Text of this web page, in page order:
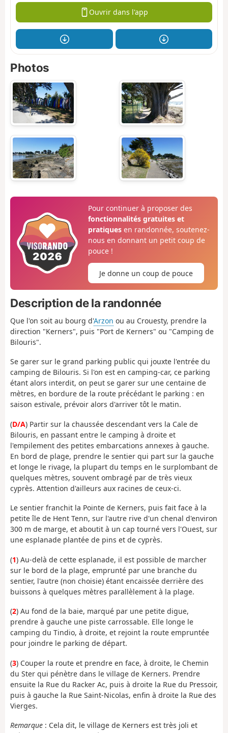
Ouvrir dans l'app
Photos
Pour continuer à proposer des
fonctionnalités gratuites et
pratiquesen randonnée, soutenez-
nous en donnant un petit coup de
pouce !
Je donne un coup de pouce
Description de la randonnée
Que l'on soit au bourg d'Arzon ou au Crouesty, prendre la
direction "Kerners", puis "Port de Kerners" ou "Camping de
Bilouris".
Se garer sur le grand parking public qui jouxte l'entrée du
camping de Bilouris. Si l'on est en camping-car, ce parking
étant alors interdit, on peut se garer sur une centaine de
mètres, en bordure de la route précédant le parking : en
saison estivale, prévoir alors d'arriver tôt le matin.
(D/A) Partir sur la chaussée descendant vers la Cale de
Bilouris, en passant entre le camping à droite et
l'empilement des petites embarcations annexes à gauche.
En bord de plage, prendre le sentier qui part sur la gauche
et longe le rivage, la plupart du temps en le surplombant de
quelques mètres, souvent ombragé par de très vieux
cyprès. Attention d'ailleurs aux racines de ceux-ci.
Le sentier franchit la Pointe de Kerners, puis fait face à la
petite île de Hent Tenn, sur l'autre rive d'un chenal d'environ
300 m de marge, et aboutit à un cap tourné vers l'Ouest, sur
une esplanade plantée de pins et de cyprès.
(1) Au-delà de cette esplanade, il est possible de marcher
sur le bord de la plage, emprunté par une branche du
sentier, l'autre (non choisie) étant encaissée derrière des
buissons à quelques mètres parallèlement à la plage.
(2) Au fond de la baie, marqué par une petite digue,
prendre à gauche une piste carrossable. Elle longe le
camping du Tindio, à droite, et rejoint la route empruntée
pour joindre le parking de départ.
(3) Couper la route et prendre en face, à droite, le Chemin
du Ster qui pénètre dans le village de Kerners. Prendre
ensuite la Rue du Racker Ac, puis à droite la Rue du Pressoir,
puis à gauche la Rue Saint-Nicolas, enfin à droite la Rue des
Vierges.
Remarque : Cela dit, le village de Kerners est très joli et